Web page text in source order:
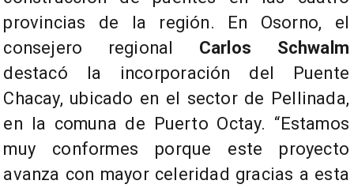
provincias de la región. En Osorno, el
consejero regional Carlos Schwalm
destacó la incorporación del Puente
Chacay, ubicado en el sector de Pellinada,
en la comuna de Puerto Octay. “Estamos
muy conformes porque este proyecto
avanza con mayor celeridad gracias a esta